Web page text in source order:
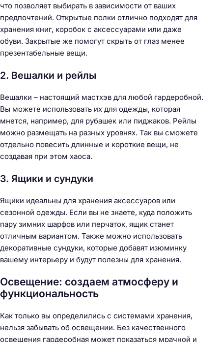
что позволяет выбирать в зависимости от ваших
предпочтений. Открытые полки отлично подходят для
хранения книг, коробок с аксессуарами или даже
обуви. Закрытые же помогут скрыть от глаз менее
презентабельные вещи.
2. Вешалки и рейлы
Вешалки – настоящий мастхэв для любой гардеробной.
Вы можете использовать их для одежды, которая
мнется, например, для рубашек или пиджаков. Рейлы
можно размещать на разных уровнях. Так вы сможете
отдельно повесить длинные и короткие вещи, не
создавая при этом хаоса.
3. Ящики и сундуки
Ящики идеальны для хранения аксессуаров или
сезонной одежды. Если вы не знаете, куда положить
пару зимних шарфов или перчаток, ящик станет
отличным вариантом. Также можно использовать
декоративные сундуки, которые добавят изюминку
вашему интерьеру и будут полезны для хранения.
Освещение: создаем атмосферу и
функциональность
Как только вы определились с системами хранения,
нельзя забывать об освещении. Без качественного
освещения гардеробная может показаться мрачной и